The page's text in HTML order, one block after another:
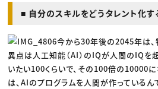
■ 自分のスキルをどうタレント化す
今から30年後の2045年は、
異点は人工知能（AI）のIQが人間のIQを
いたい100くらいで、その100倍の10000に
は、AIのプログラムを人間が作っているん